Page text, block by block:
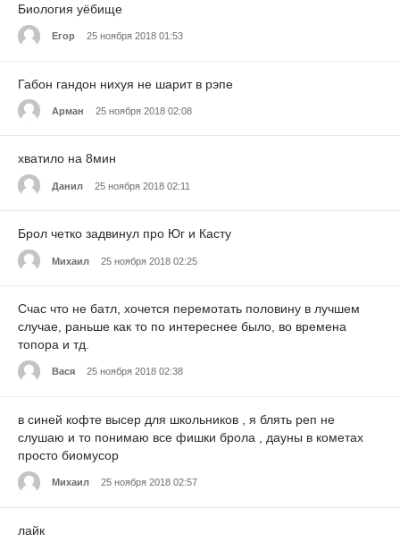
Биология уёбище
Егор 25 ноября 2018 01:53
Габон гандон нихуя не шарит в рэпе
Арман 25 ноября 2018 02:08
хватило на 8мин
Данил 25 ноября 2018 02:11
Брол четко задвинул про Юг и Касту
Михаил 25 ноября 2018 02:25
Счас что не батл, хочется перемотать половину в лучшем
случае, раньше как то по интереснее было, во времена
топора и тд.
Вася 25 ноября 2018 02:38
в синей кофте высер для школьников , я блять реп не
слушаю и то понимаю все фишки брола , дауны в кометах
просто биомусор
Михаил 25 ноября 2018 02:57
лайк